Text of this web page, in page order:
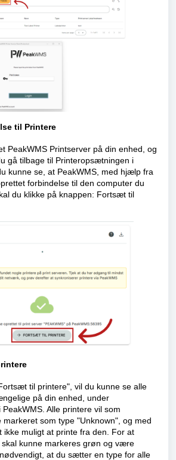
til Printere
PeakWMS Printserver på din enhed, og
gå tilbage til Printeropsætningen i
kunne se, at PeakWMS, med hjælp fra
forbindelse til den computer du
du klikke på knappen: Fortsæt til
til printere", vil du kunne se alle
på din enhed, under
Alle printere vil som
som type "Unknown", og med
ikke muligt at printe fra den. For at
kunne markeres grøn og være
at du sætter en type for alle